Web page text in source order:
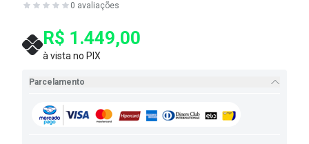
0 avaliações
R$ 1.449,00
à vista no PIX
Parcelamento